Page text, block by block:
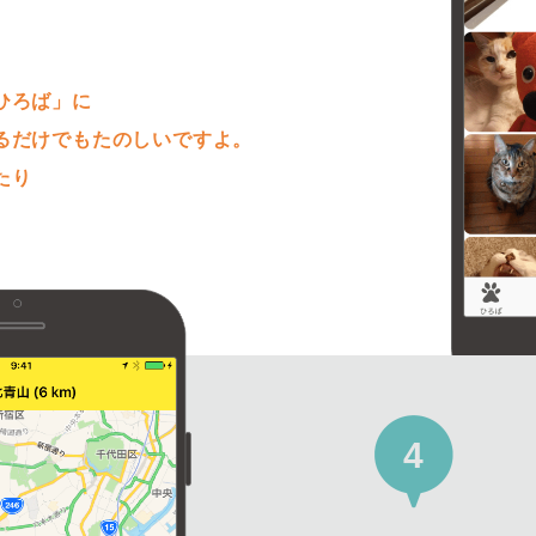
ろば」に
けでもたのしいですよ。
り
4